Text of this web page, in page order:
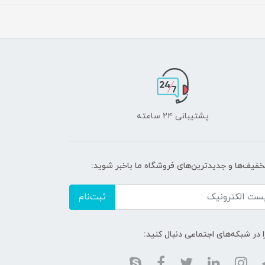
پشتیبانی ۲۴ ساعته
و جدیدترین‌های فروشگاه ما باخبر شوید:
ثبت‌نام
در شبکه‌های اجتماعی دنبال کنید: